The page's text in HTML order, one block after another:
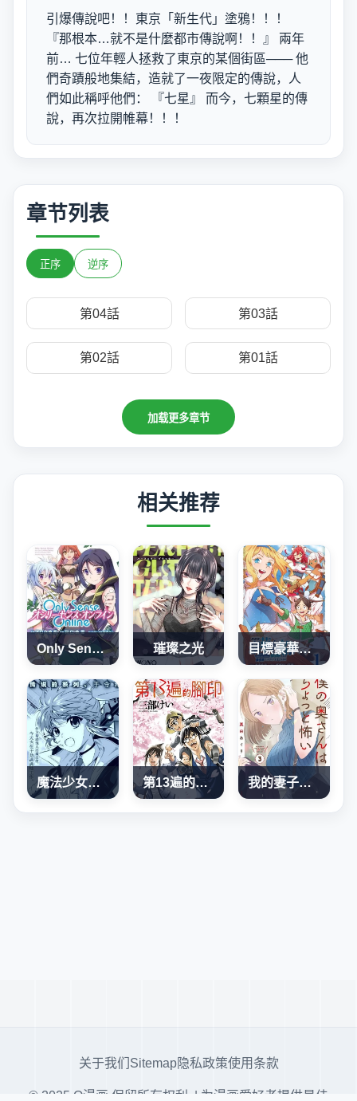
引爆傳說吧！！東京「新生代」塗鴉！！！
『那根本…就不是什麼都市傳說啊！！』 兩年
前… 七位年輕人拯救了東京的某個街區─── 他
們奇蹟般地集結，造就了一夜限定的傳說，人
們如此稱呼他們： 『七星』 而今，七顆星的傳
說，再次拉開帷幕！！！
章节列表
正序 逆序
第04話 第03話
第02話 第01話
加载更多章节
相关推荐
Only Sense Online 璀璨之光 目標豪華客船!! 運用船召喚技能，在異世界開啟奢華生活
魔法少女奈葉 EXCEEDS 第13遍的腳印 我的妻子有點可怕
关于我们 Sitemap隐私政策使用条款
© 2025 Q漫画 保留所有权利. | 为漫画爱好者提供最佳